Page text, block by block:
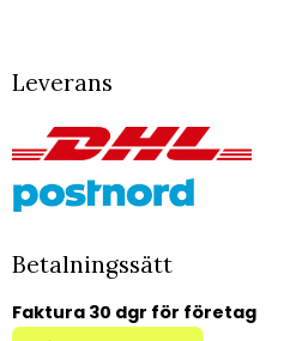
Leverans
Betalningssätt
Faktura 30 dgr för företag